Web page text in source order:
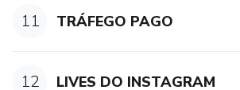
11 TRÁFEGO PAGO
12 LIVES DO INSTAGRAM